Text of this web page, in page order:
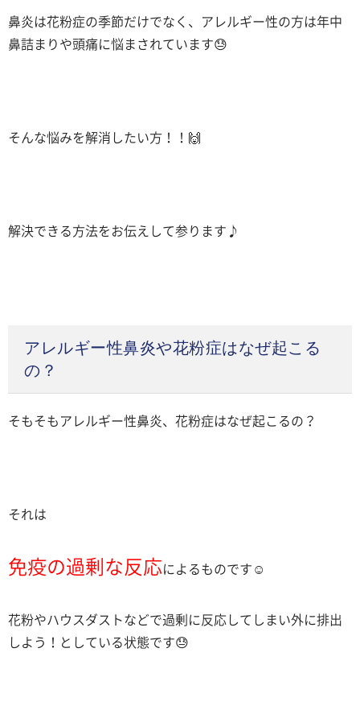
鼻炎は花粉症の季節だけでなく、アレルギー性の方は年中
鼻詰まりや頭痛に悩まされています😓
そんな悩みを解消したい方！！🙌
解決できる方法をお伝えして参ります♪
アレルギー性鼻炎や花粉症はなぜ起こる
の？
そもそもアレルギー性鼻炎、花粉症はなぜ起こるの？
それは
免疫の過剰な反応によるものです☺️
花粉やハウスダストなどで過剰に反応してしまい外に排出
しよう！としている状態です😓